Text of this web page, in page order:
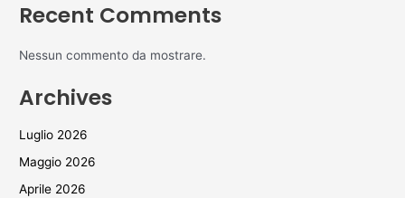
Recent Comments
Nessun commento da mostrare.
Archives
Luglio 2026
Maggio 2026
Aprile 2026